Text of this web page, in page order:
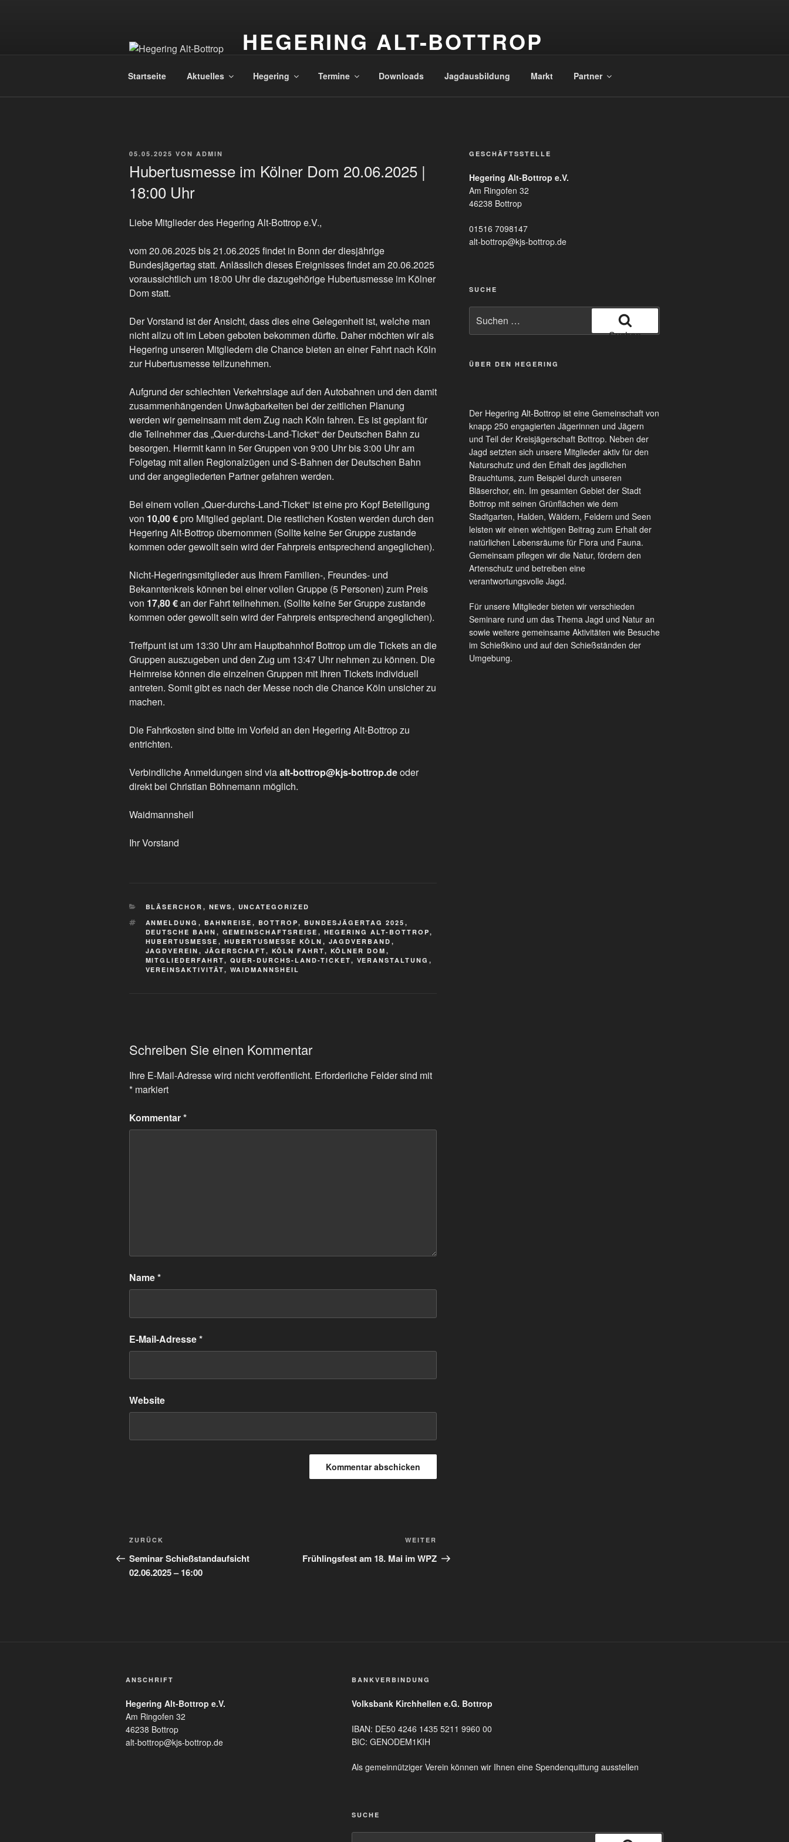
HEGERING ALT-BOTTROP
Startseite Aktuelles Hegering Termine Downloads Jagdausbildung Markt Partner
VERÖFFENTLICHT
05.05.2025 VON ADMIN
Hubertusmesse im Kölner Dom 20.06.2025 |
18:00 Uhr
Liebe Mitglieder des Hegering Alt-Bottrop e.V.,
vom 20.06.2025 bis 21.06.2025 findet in Bonn der diesjährige
Bundesjägertag statt. Anlässlich dieses Ereignisses findet am 20.06.2025
voraussichtlich um 18:00 Uhr die dazugehörige Hubertusmesse im Kölner
Dom statt.
Der Vorstand ist der Ansicht, dass dies eine Gelegenheit ist, welche man
nicht allzu oft im Leben geboten bekommen dürfte. Daher möchten wir als
Hegering unseren Mitgliedern die Chance bieten an einer Fahrt nach Köln
zur Hubertusmesse teilzunehmen.
Aufgrund der schlechten Verkehrslage auf den Autobahnen und den damit
zusammenhängenden Unwägbarkeiten bei der zeitlichen Planung
werden wir gemeinsam mit dem Zug nach Köln fahren. Es ist geplant für
die Teilnehmer das „Quer-durchs-Land-Ticket“ der Deutschen Bahn zu
besorgen. Hiermit kann in 5er Gruppen von 9:00 Uhr bis 3:00 Uhr am
Folgetag mit allen Regionalzügen und S-Bahnen der Deutschen Bahn
und der angegliederten Partner gefahren werden.
Bei einem vollen „Quer-durchs-Land-Ticket“ ist eine pro Kopf Beteiligung
von 10,00 €pro Mitglied geplant. Die restlichen Kosten werden durch den
Hegering Alt-Bottrop übernommen (Sollte keine 5er Gruppe zustande
kommen oder gewollt sein wird der Fahrpreis entsprechend angeglichen).
Nicht-Hegeringsmitglieder aus Ihrem Familien-, Freundes- und
Bekanntenkreis können bei einer vollen Gruppe (5 Personen) zum Preis
von 17,80 €an der Fahrt teilnehmen. (Sollte keine 5er Gruppe zustande
kommen oder gewollt sein wird der Fahrpreis entsprechend angeglichen).
Treffpunt ist um 13:30 Uhr am Hauptbahnhof Bottrop um die Tickets an die
Gruppen auszugeben und den Zug um 13:47 Uhr nehmen zu können. Die
Heimreise können die einzelnen Gruppen mit Ihren Tickets individuell
antreten. Somit gibt es nach der Messe noch die Chance Köln unsicher zu
machen.
Die Fahrtkosten sind bitte im Vorfeld an den Hegering Alt-Bottrop zu
entrichten.
Verbindliche Anmeldungen sind viaalt-bottrop@kjs-bottrop.deoder
direkt bei Christian Böhnemann möglich.
Waidmannsheil
Ihr Vorstand
KATEGORIEN
BLÄSERCHOR , NEWS , UNCATEGORIZED
SCHLAGWÖRTER
ANMELDUNG , BAHNREISE , BOTTROP, BUNDESJÄGERTAG 2025 ,
DEUTSCHE BAHN , GEMEINSCHAFTSREISE , HEGERING ALT-BOTTROP,
HUBERTUSMESSE , HUBERTUSMESSE KÖLN , JAGDVERBAND ,
JAGDVEREIN , JÄGERSCHAFT, KÖLN FAHRT, KÖLNER DOM ,
MITGLIEDERFAHRT, QUER-DURCHS-LAND-TICKET, VERANSTALTUNG ,
VEREINSAKTIVITÄT, WAIDMANNSHEIL
Schreiben Sie einen Kommentar
Ihre E-Mail-Adresse wird nicht veröffentlicht. Erforderliche Felder sind mit
* markiert
Kommentar*
Name*
E-Mail-Adresse*
Website
Beitragsnavigation
Vorheriger
Beitrag
ZURÜCK
Seminar Schießstandaufsicht
02.06.2025 – 16:00
Beitrag
WEITER
Frühlingsfest am 18. Mai im WPZ
GESCHÄFTSSTELLE
Hegering Alt-Bottrop e.V.
Am Ringofen 32
46238 Bottrop
01516 7098147
alt-bottrop@kjs-bottrop.de
SUCHE
nach:
Suchen
ÜBER DEN HEGERING
Der Hegering Alt-Bottrop ist eine Gemeinschaft von
knapp 250 engagierten Jägerinnen und Jägern
und Teil der Kreisjägerschaft Bottrop. Neben der
Jagd setzten sich unsere Mitglieder aktiv für den
Naturschutz und den Erhalt des jagdlichen
Brauchtums, zum Beispiel durch unseren
Bläserchor, ein. Im gesamten Gebiet der Stadt
Bottrop mit seinen Grünflächen wie dem
Stadtgarten, Halden, Wäldern, Feldern und Seen
leisten wir einen wichtigen Beitrag zum Erhalt der
natürlichen Lebensräume für Flora und Fauna.
Gemeinsam pflegen wir die Natur, fördern den
Artenschutz und betreiben eine
verantwortungsvolle Jagd.
Für unsere Mitglieder bieten wir verschieden
Seminare rund um das Thema Jagd und Natur an
sowie weitere gemeinsame Aktivitäten wie Besuche
im Schießkino und auf den Schießständen der
Umgebung.
ANSCHRIFT
Hegering Alt-Bottrop e.V.
Am Ringofen 32
46238 Bottrop
alt-bottrop@kjs-bottrop.de
BANKVERBINDUNG
Volksbank Kirchhellen e.G. Bottrop
IBAN: DE50 4246 1435 5211 9960 00
BIC: GENODEM1KIH
Als gemeinnütziger Verein können wir Ihnen eine Spendenquittung ausstellen
SUCHE